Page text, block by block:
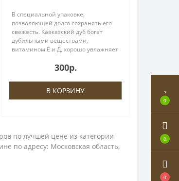
0
0
0
В специальной упаковке,
позволяющей долго сохранять его
свежесть. Кавказский дуб богат
дубильными веществами,
витамином Е и Д, хорошо увлажняет
кавказского дуба - с широкими
плотными листьями, идеально
подходит ценителям..
300р.
В КОРЗИНУ
по лучшей цене из категории
по адресу: Московская область,